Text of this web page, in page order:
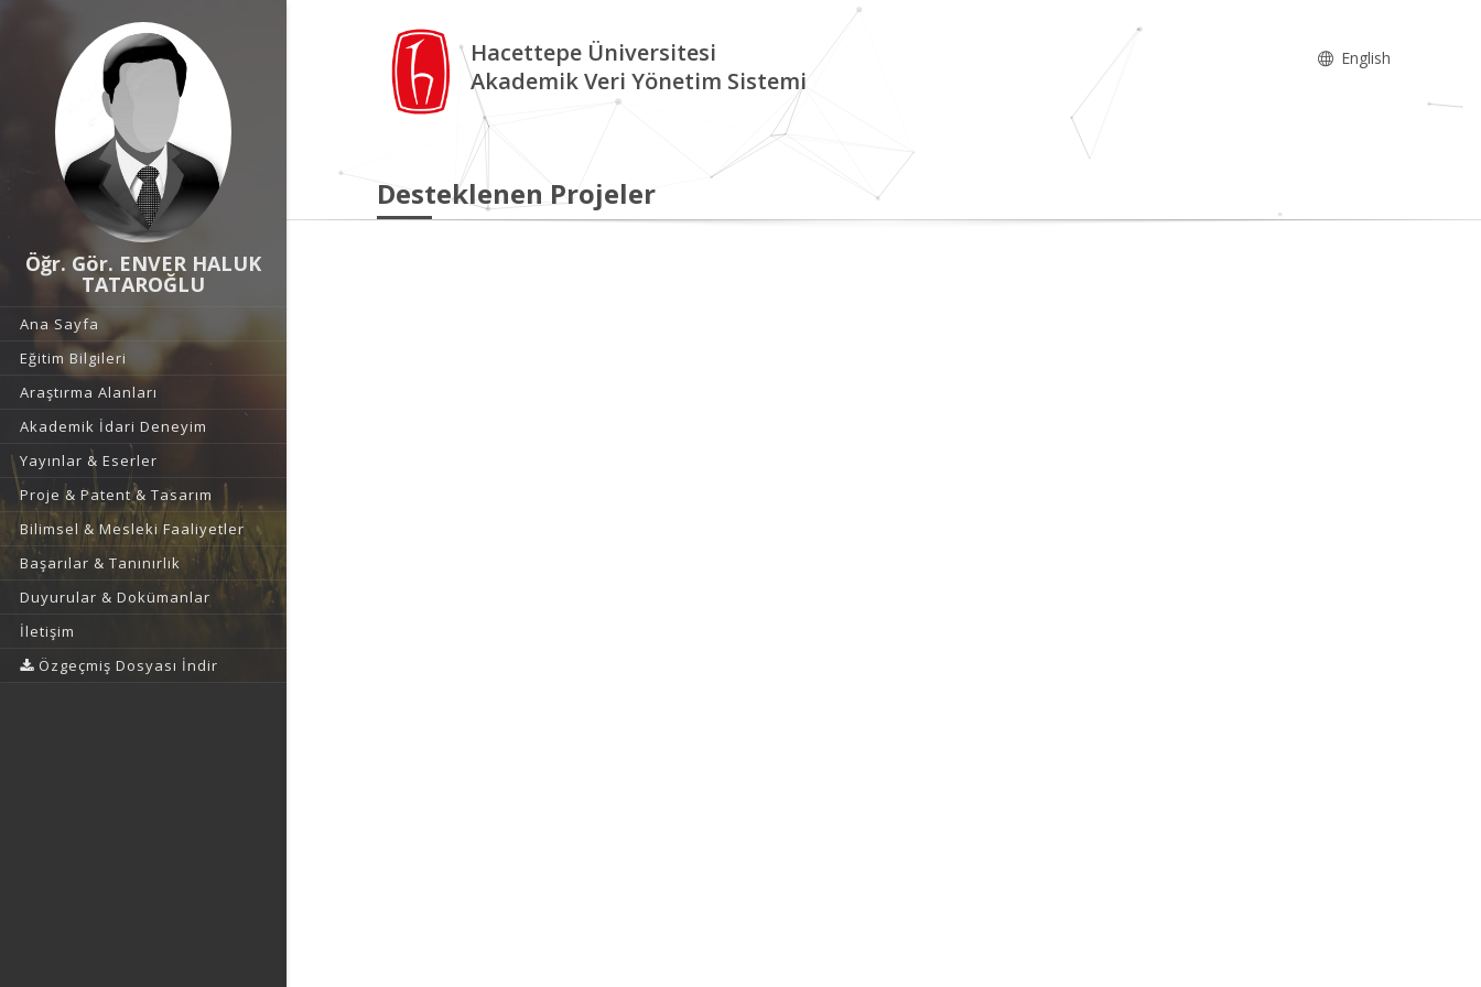
Öğr. Gör. ENVER HALUK
TATAROĞLU
Ana Sayfa
Eğitim Bilgileri
Araştırma Alanları
Akademik İdari Deneyim
Yayınlar & Eserler
Proje & Patent & Tasarım
Bilimsel & Mesleki Faaliyetler
Başarılar & Tanınırlık
Duyurular & Dokümanlar
İletişim
Özgeçmiş Dosyası İndir
Hacettepe Üniversitesi
Akademik Veri Yönetim Sistemi
English
Desteklenen Projeler